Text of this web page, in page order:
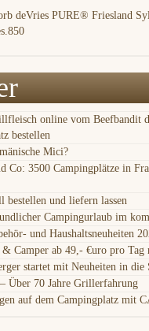
deVries PURE® Friesland
online vom Beefbandit
bestellen
Mici?
Co: 3500 Campingplätze in
bestellen und liefern lassen
Campingurlaub im
und Haushaltsneuheiten
Camper ab 49,- €uro pro Tag
startet mit Neuheiten in die
Über 70 Jahre Grillerfahrung
auf dem Campingplatz mit